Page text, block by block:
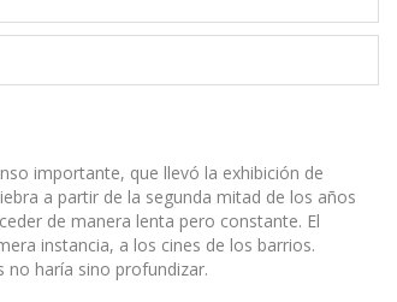
importante, que llevó la exhibición de
a partir de la segunda mitad de los años
de manera lenta pero constante. El
instancia, a los cines de los barrios.
no haría sino profundizar.